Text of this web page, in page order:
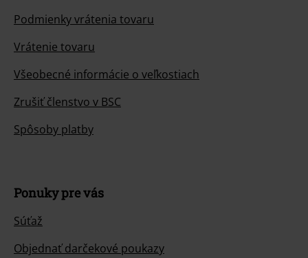
Podmienky vrátenia tovaru
Vrátenie tovaru
Všeobecné informácie o veľkostiach
Zrušiť členstvo v BSC
Spôsoby platby
Ponuky pre vás
Súťaž
Objednať darčekové poukazy